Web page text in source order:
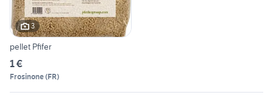
3
pellet Pfifer
1 €
Frosinone(FR)